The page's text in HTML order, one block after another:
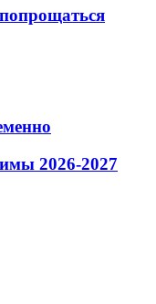
2026-2027